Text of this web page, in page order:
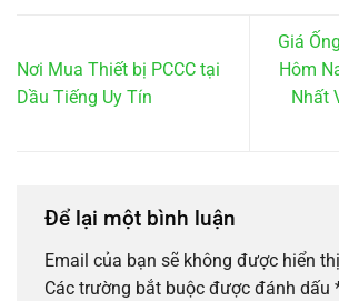
Nơi Mua Thiết bị PCCC tại
Dầu Tiếng Uy Tín
Giá
Hôm
Nhất
Để lại một bình luận
Email của bạn sẽ không được hiển
Các trường bắt buộc được đánh dấu